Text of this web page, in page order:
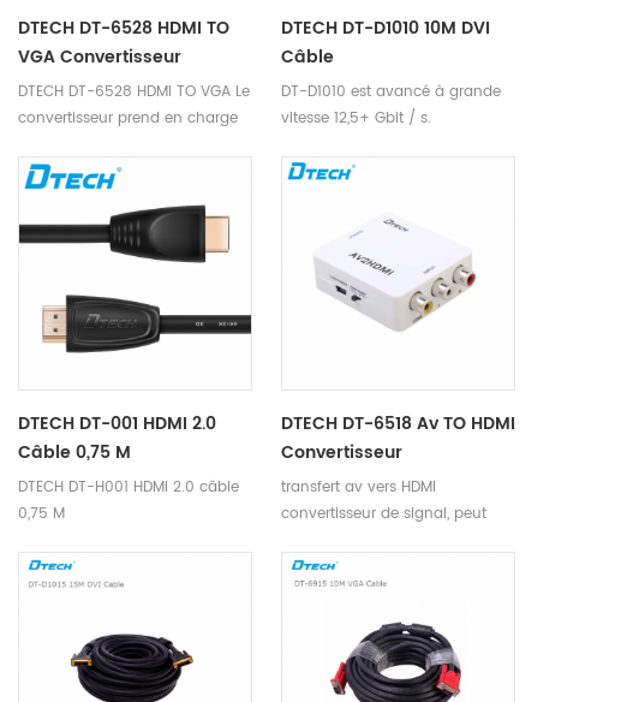
DTECH DT-6528 HDMI TO
VGA Convertisseur
DTECH DT-6528 HDMI TO VGA Le
convertisseur prend en charge
DTECH DT-D1010 10M DVI
Câble
DT-D1010 est avancé à grande
vitesse 12,5+ Gbit / s.
DTECH DT-001 HDMI 2.0
Câble 0,75 M
DTECH DT-H001 HDMI 2.0 câble
0,75 M
DTECH DT-6518 Av TO HDMI
Convertisseur
transfert av vers HDMI
convertisseur de signal, peut
signal vidéo et FL / FR
commutateur de signal audio
stéréo sur HDMI signal
numérique, il est capable de
doubler le signal de la vidéo